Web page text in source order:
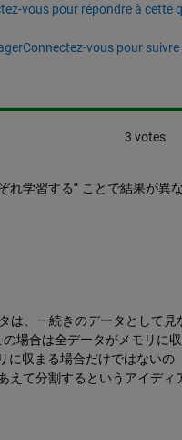
vous pour répondre à cette
Connectez-vous pour suivre
3 votes
れ学習する" ことで結果が異
は、一続きのデータとして見
場合は全データがメモリに収
に収まる場合だけではないの
えて分割するというアイディ